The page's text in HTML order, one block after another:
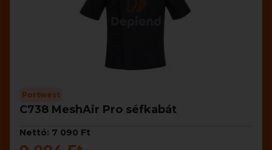
Portwest
C738 MeshAir Pro séfkabát
Nettó: 7 090 Ft